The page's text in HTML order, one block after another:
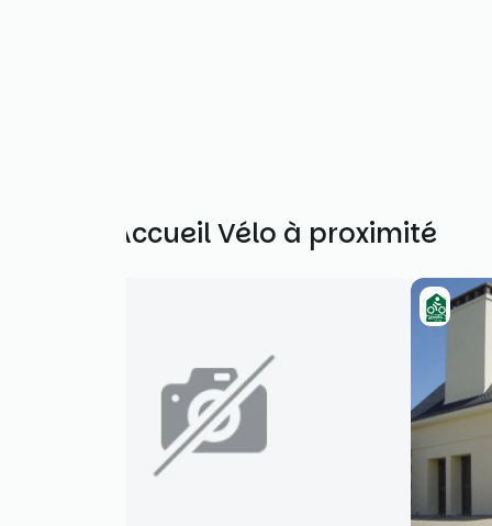
Autres Accueil Vélo à proximité